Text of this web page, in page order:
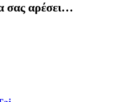
σας αρέσει…